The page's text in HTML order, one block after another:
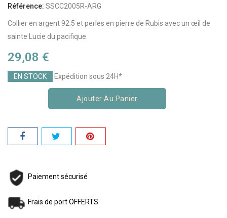
Référence: SSCC2005R-ARG
Collier en argent 92.5 et perles en pierre de Rubis avec un œil de
sainte Lucie du pacifique.
29,08 €
EN STOCK Expédition sous 24H*
Ajouter Au Panier
Paiement sécurisé
Frais de port OFFERTS